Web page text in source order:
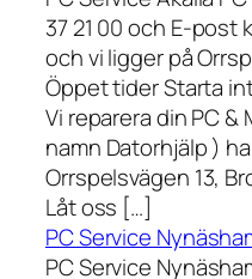
37 21 00 och E-
och vi ligger på
Öppet tider Starta
Vi reparera din PC &
namn Datorhjälp )
Orrspelsvägen 13,
Låt oss […]
PC Service
PC Service